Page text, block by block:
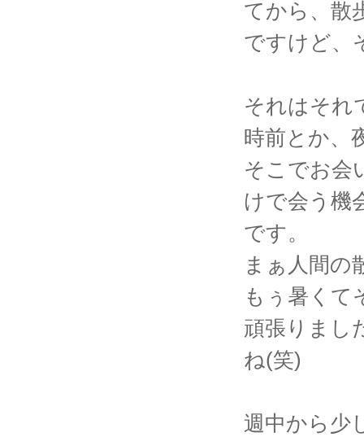
てから、散
ですけど、
それはそれ
時前とか、
そこでお会
けで会う機
です。
まぁ人間の
もぅ暑くて
頑張りまし
ね(笑)
週中から少